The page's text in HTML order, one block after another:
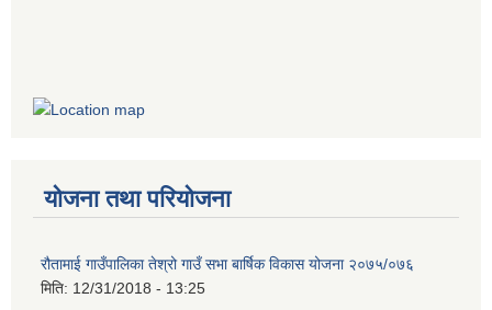
योजना तथा परियोजना
रौतामाई गाउँपालिका तेश्रो गाउँ सभा बार्षिक विकास योजना २०७५/०७६
मिति: 12/31/2018 - 13:25